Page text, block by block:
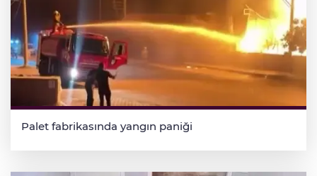
Palet fabrikasında yangın paniği